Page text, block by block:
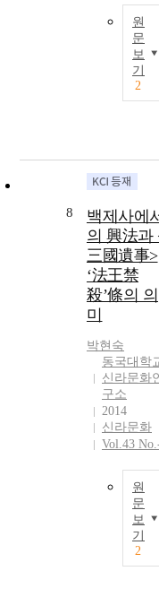
원
문
보
기
2
8
백제사에
의 興法과
三國遺事>
‘法王禁
殺’條의 의
미
박현숙
동국대학
신라문화
구소
2014
신라문화
Vol.43
원
문
보
기
2